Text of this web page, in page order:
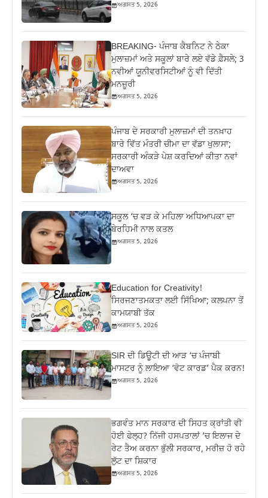
ਅਗਸਤ 5, 2026
BREAKING- ਪੰਜਾਬ ਕੈਬਨਿਟ ਨੇ ਠੇਕਾ
ਮੁਲਾਜ਼ਮਾਂ ਅਤੇ ਸਕੂਲਾਂ ਬਾਰੇ ਲਏ ਵੱਡੇ ਫ਼ੈਸਲੇ; 3
ਨਵੀਆਂ ਯੂਨੀਵਰਸਿਟੀਆਂ ਨੂੰ ਵੀ ਦਿੱਤੀ
ਮਨਜ਼ੂਰੀ
ਅਗਸਤ 5, 2026
ਪੰਜਾਬ ਦੇ ਸਰਕਾਰੀ ਮੁਲਾਜ਼ਮਾਂ ਦੀ ਤਨਖ਼ਾਹ
ਬਾਰੇ ਵਿੱਤ ਮੰਤਰੀ ਚੀਮਾ ਦਾ ਵੱਡਾ ਖੁਲਾਸਾ;
ਸਰਕਾਰੀ ਅੰਕੜੇ ਪੇਸ਼ ਕਰਦਿਆਂ ਕੀਤਾ ਨਵਾਂ
ਦਾਅਵਾ
ਅਗਸਤ 5, 2026
ਸਕੂਲ ‘ਚ ਵੜ ਕੇ ਮਹਿਲਾ ਅਧਿਆਪਕਾ ਦਾ
ਬੇਰਹਿਮੀ ਨਾਲ ਕਤਲ
ਅਗਸਤ 5, 2026
Education for Creativity!
ਸਿਰਜਣਾਤਮਕਤਾ ਲਈ ਸਿੱਖਿਆ; ਕਲਪਨਾ ਤੋਂ
ਕਾਮਯਾਬੀ ਤੱਕ
ਅਗਸਤ 5, 2026
SIR ਦੀ ਡਿਊਟੀ ਦੀ ਆੜ ‘ਚ ਪੰਜਾਬੀ
ਮਾਸਟਰ ਨੂੰ ਲਾਇਆ ‘ਵੋਟ ਕਾਰਡ’ ਪੈਕ ਕਰਨ!
ਅਗਸਤ 5, 2026
ਭਗਵੰਤ ਮਾਨ ਸਰਕਾਰ ਦੀ ਸਿਹਤ ਕ੍ਰਾਂਤੀ ਵੀ
ਹੋਈ ਫੇਲ੍ਹ? ਨਿੱਜੀ ਹਸਪਤਾਲਾਂ ‘ਚ ਇਲਾਜ ਦੇ
ਰੇਟ ਤੈਅ ਕਰਨਾ ਭੁੱਲੀ ਸਰਕਾਰ, ਮਰੀਜ਼ ਹੋ ਰਹੇ
ਲੁੱਟ ਦਾ ਸ਼ਿਕਾਰ
ਅਗਸਤ 5, 2026